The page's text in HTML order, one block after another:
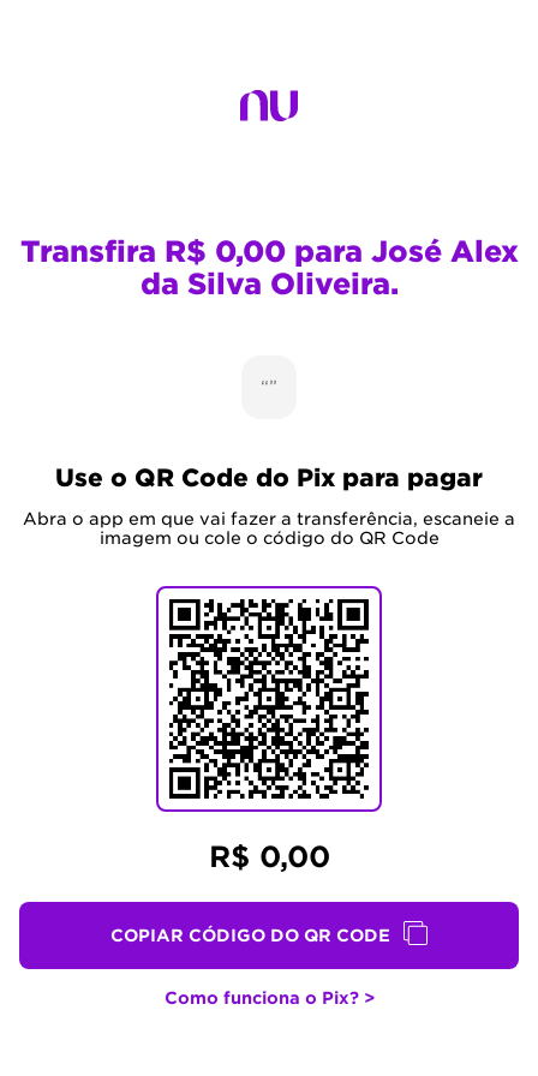
Transfira R$ 0,00 para José Alex
da Silva Oliveira.
“”
Use o QR Code do Pix para pagar
Abra o app em que vai fazer a transferência, escaneie a
imagem ou cole o código do QR Code
R$ 0,00
COPIAR CÓDIGO DO QR CODE
Como funciona o Pix? >